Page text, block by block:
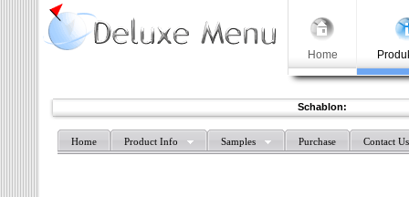
Home
Schablon:
Home Product Info Samples Purchase Contact Us